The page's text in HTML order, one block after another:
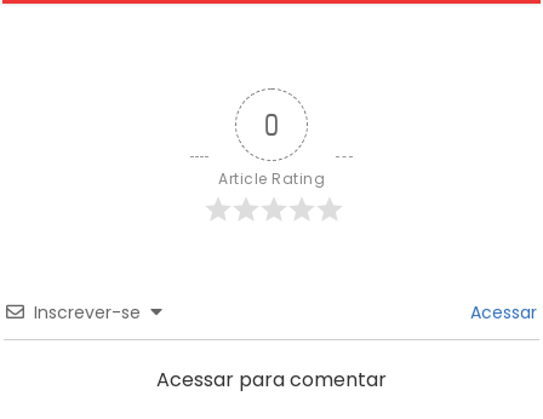
0
Article Rating
Inscrever-se Acessar
Acessar para comentar